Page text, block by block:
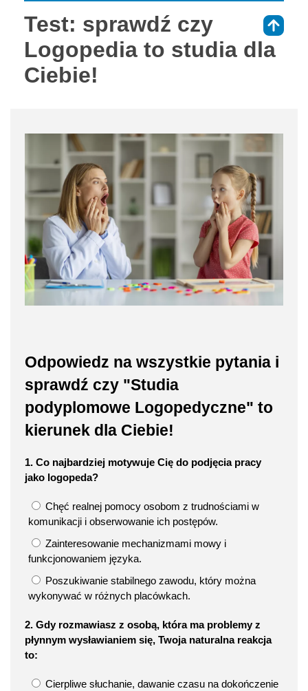
Test: sprawdź czy
Logopedia to studia dla
Ciebie!
Odpowiedz na wszystkie pytania i
sprawdź czy "Studia
podyplomowe Logopedyczne" to
kierunek dla Ciebie!
1. Co najbardziej motywuje Cię do podjęcia pracy
jako logopeda?
Chęć realnej pomocy osobom z trudnościami w
komunikacji i obserwowanie ich postępów.
Zainteresowanie mechanizmami mowy i
funkcjonowaniem języka.
Poszukiwanie stabilnego zawodu, który można
wykonywać w różnych placówkach.
2. Gdy rozmawiasz z osobą, która ma problemy z
płynnym wysławianiem się, Twoja naturalna reakcja
to:
Cierpliwe słuchanie, dawanie czasu na dokończenie